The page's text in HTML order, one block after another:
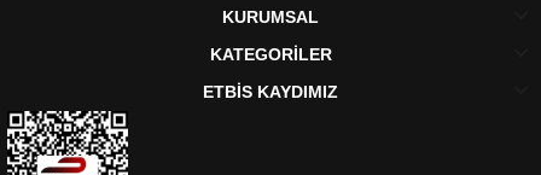
KURUMSAL
KATEGORİLER
ETBİS KAYDIMIZ